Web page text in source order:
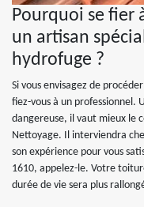
Pourquoi se fier
un artisan
hydrofuge ?
Si vous envisagez de
fiez-vous à un
dangereuse, il vaut mieux le
Nettoyage. Il interviendra
son expérience pour vous
1610, appelez-le. Votre
durée de vie sera plus